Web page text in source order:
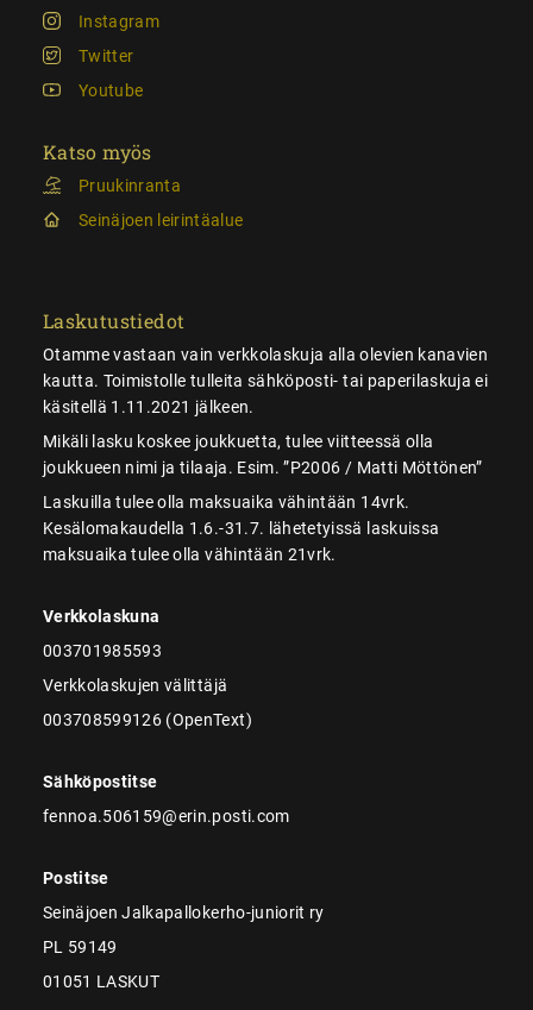
Instagram
Twitter
Youtube
Katso myös
Pruukinranta
Seinäjoen leirintäalue
Laskutustiedot
Otamme vastaan vain verkkolaskuja alla olevien kanavien
kautta. Toimistolle tulleita sähköposti- tai paperilaskuja ei
käsitellä 1.11.2021 jälkeen.
Mikäli lasku koskee joukkuetta, tulee viitteessä olla
joukkueen nimi ja tilaaja. Esim. ”P2006 / Matti Möttönen”
Laskuilla tulee olla maksuaika vähintään 14vrk.
Kesälomakaudella 1.6.-31.7. lähetetyissä laskuissa
maksuaika tulee olla vähintään 21vrk.
Verkkolaskuna
003701985593
Verkkolaskujen välittäjä
003708599126 (OpenText)
Sähköpostitse
fennoa.506159@erin.posti.com
Postitse
Seinäjoen Jalkapallokerho-juniorit ry
PL 59149
01051 LASKUT